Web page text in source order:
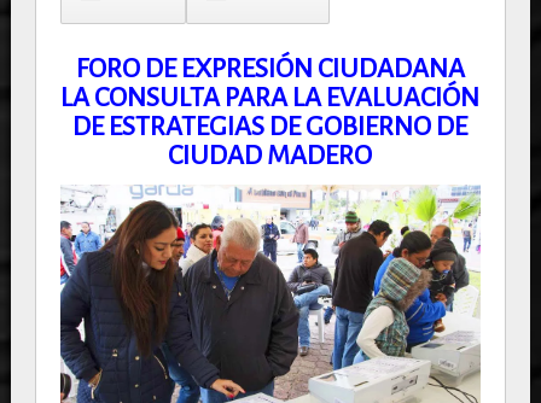
FORO DE EXPRESIÓN CIUDADANA
LA CONSULTA PARA LA EVALUACIÓN
DE ESTRATEGIAS DE GOBIERNO DE
CIUDAD MADERO